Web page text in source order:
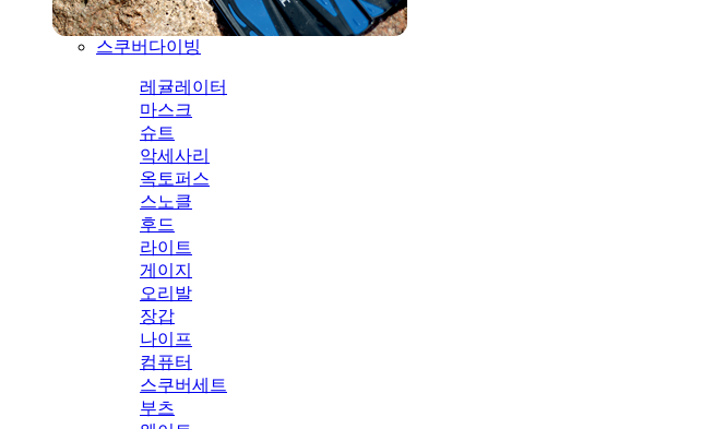
스쿠버다이빙
레귤레이터
마스크
슈트
악세사리
옥토퍼스
스노클
후드
라이트
게이지
오리발
장갑
나이프
컴퓨터
스쿠버세트
부츠